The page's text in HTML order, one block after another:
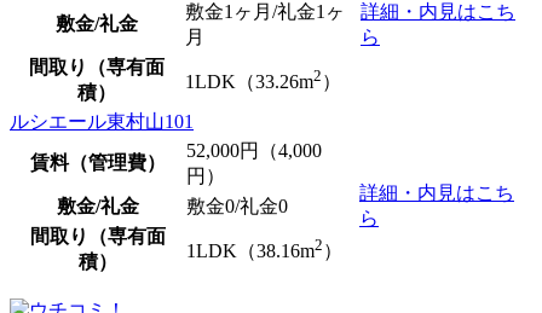
詳細・内見はこち
ら
敷金/礼金
敷金1ヶ月/礼金1ヶ
月
間取り（専有面
積）
1LDK（33.26m2 ）
ルシエール東村山101
賃料（管理費）
52,000円（4,000
円）
詳細・内見はこち
ら
敷金/礼金 敷金0/礼金0
間取り（専有面
積）
1LDK（38.16m2 ）